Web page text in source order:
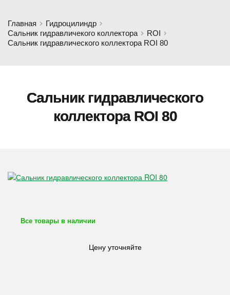
Главная
Гидроцилиндр
Сальник гидравличекого коллектора
ROI
Сальник гидравлического коллектора ROI 80
Сальник гидравлического
коллектора ROI 80
Все товары в наличии
Цену уточняйте